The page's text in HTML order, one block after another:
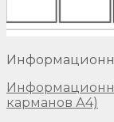
карманов А4)